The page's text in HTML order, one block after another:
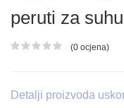
peruti za
Ocjena proizvoda
(0 ocjena)
Detalji proizvoda